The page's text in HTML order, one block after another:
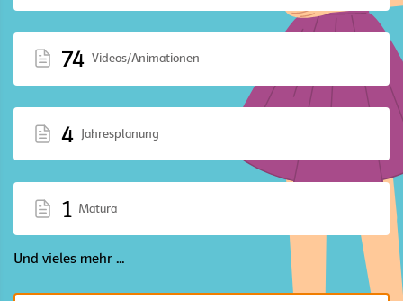
74 Videos/Animationen
4 Jahresplanung
1 Matura
Und vieles mehr ...